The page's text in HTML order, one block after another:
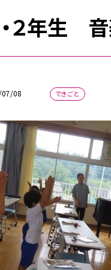
・２年生
08 できごと